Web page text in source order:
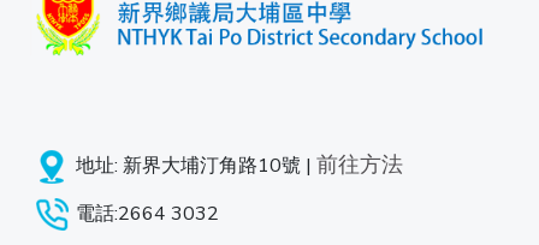
地址: 新界大埔汀角路10號 | 前往方法
電話:2664 3032